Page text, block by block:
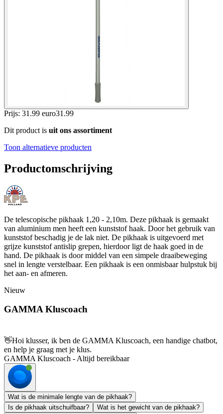
Prijs: 31.99 euro31 .99
Dit product is uit ons assortiment
Toon alternatieve producten
Productomschrijving
De telescopische pikhaak 1,20 - 2,10m. Deze pikhaak is gemaakt
van aluminium men heeft een kunststof haak. Door het gebruik van
kunststof beschadig je de lak niet. De pikhaak is uitgevoerd met
grijze kunststof antislip grepen, hierdoor ligt de haak goed in de
hand. De pikhaak is door middel van een simpele draaibeweging
snel in lengte verstelbaar. Een pikhaak is een onmisbaar hulpstuk bij
het aan- en afmeren.
Nieuw
GAMMA Kluscoach
👋Hoi klusser, ik ben de GAMMA Kluscoach, een handige chatbot,
en help je graag met je klus.
GAMMA Kluscoach - Altijd bereikbaar
Wat is de minimale lengte van de pikhaak?
Is de pikhaak uitschuifbaar?
Wat is het gewicht van de pikhaak?